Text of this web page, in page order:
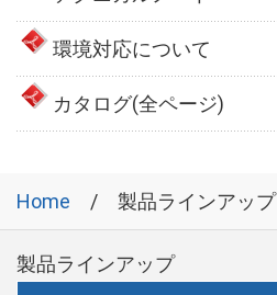
環境対応について
カタログ(全ページ)
Home 製品ラインアップ
製品ラインアップ